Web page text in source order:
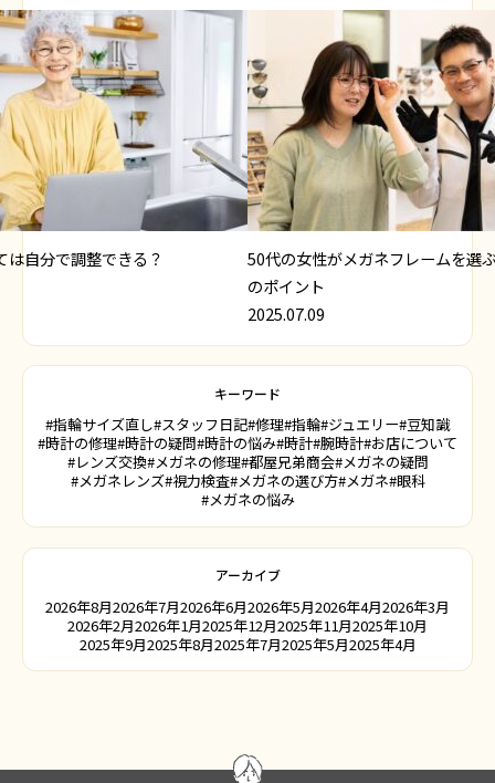
は自分で調整できる？
50代の女性がメガネフレームを選
のポイント
2025.07.09
キーワード
#指輪サイズ直し#スタッフ日記#修理#指輪#ジュエリー#豆知識
#時計の修理#時計の疑問#時計の悩み#時計#腕時計#お店について
#レンズ交換#メガネの修理#都屋兄弟商会#メガネの疑問
#メガネレンズ#視力検査#メガネの選び方#メガネ#眼科
#メガネの悩み
アーカイブ
2026年8月2026年7月2026年6月2026年5月2026年4月2026年3月
2026年2月2026年1月2025年12月2025年11月2025年10月
2025年9月2025年8月2025年7月2025年5月2025年4月